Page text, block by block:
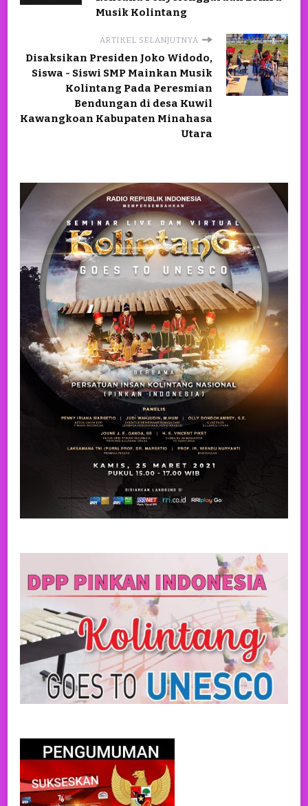
Musik Kolintang
ARTIKEL SELANJUTNYA
Disaksikan Presiden Joko Widodo,
Siswa - Siswi SMP Mainkan Musik
Kolintang Pada Peresmian
Bendungan di desa Kuwil
Kawangkoan Kabupaten Minahasa
Utara